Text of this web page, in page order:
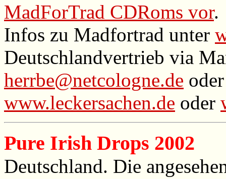
MadForTrad CDRoms vor.
Infos zu Madfortrad unter
Deutschlandvertrieb via
herrbe@netcologne.de
www.leckersachen.de oder
Pure Irish Drops 2002
Deutschland. Die